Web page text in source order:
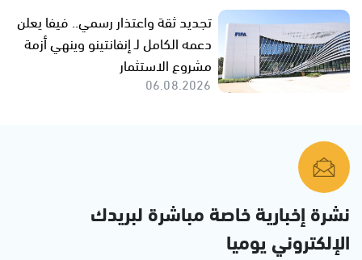
تجديد ثقة واعتذار رسمي.. فيفا يعلن
دعمه الكامل لـ إنفانتينو وينهي أزمة
مشروع الاستثمار
06.08.2026
نشرة إخبارية خاصة مباشرة لبريدك
الإلكتروني يوميا